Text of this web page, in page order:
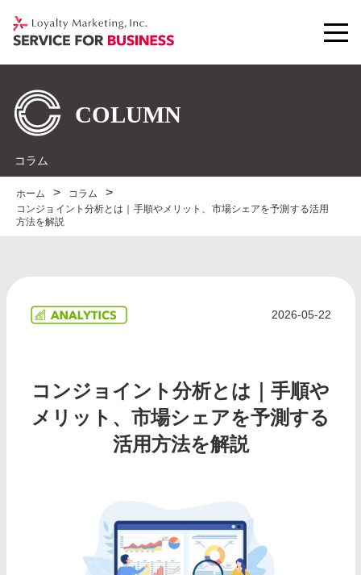
コラム
ホーム
コラム
コンジョイント分析とは｜手順やメリット、市場シェアを予測する活用
方法を解説
2026-05-22
コンジョイント分析とは｜手順や
メリット、市場シェアを予測する
活用方法を解説